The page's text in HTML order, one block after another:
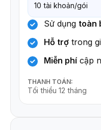
10 tài khoản/gói
Sử dụng toàn
Hỗ trợ trong
Miễn phí cập
THANH TOÁN:
Tối thiểu 12 tháng